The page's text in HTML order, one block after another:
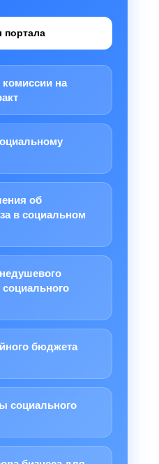
портала
на
об
в социальном
бюджета
социального